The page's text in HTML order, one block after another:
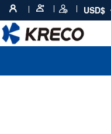
USD$